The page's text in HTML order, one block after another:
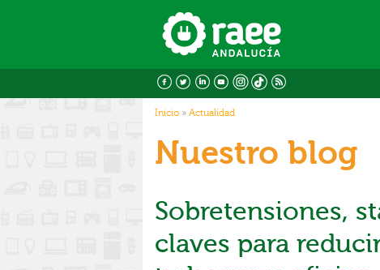
Usted está aquí
Inicio » Actualidad
Nuestro blog
Sobretensiones,
claves para